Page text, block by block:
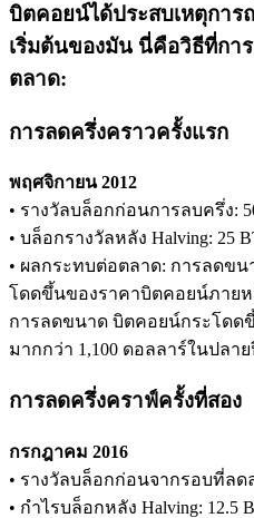
การปักหลัก
ผลตอบแทนสูงและเข้าถึงไ
Launchpool
การเซ้งแบบยืดหยุ่นเพื่อรับ
บิตคอยน์ได้ประสบเหตุกา
เริ่มต้นของมัน นี่คือวิธีที่กา
ตลาด:
การลดครึ่งคราวครั้งแรก
พฤศจิกายน 2012
• รางวัลบล็อกก่อนการลบครึ่ง:
• บล็อกรางวัลหลัง Halving: 25
• ผลกระทบต่อตลาด: การลดข
โดดขึ้นของราคาบิตคอยน์ภายห
การลดขนาด บิตคอยน์กระโดด
มากกว่า 1,100 ดอลลาร์ในปลาย
การลดครึ่งคราฟ์ครั้งที่สอง
กรกฎาคม 2016
• รางวัลบล็อกก่อนจากรอบที่ลด
• กำไรบล็อกหลัง Halving: 12.5